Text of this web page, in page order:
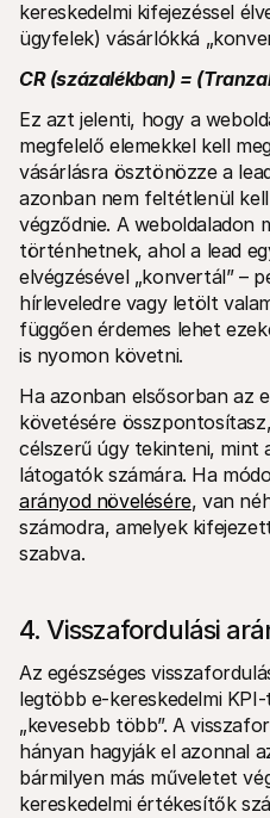
kereskedelmi kifejezéssel
ügyfelek) vásárlókká
CR (százalékban) =
Ez azt jelenti, hogy a
megfelelő elemekkel kell
vásárlásra ösztönözze a
azonban nem feltétlenül
végződnie. A weboldaladon
történhetnek, ahol a lead
elvégzésével „konvertál” –
hírleveledre vagy letölt
függően érdemes lehet
is nyomon követni.
Ha azonban elsősorban az
követésére
célszerű úgy tekinteni, mint
látogatók számára. Ha
arányod növelésére, van
számodra, amelyek
szabva.
4. Visszafordulási
Az egészséges
legtöbb e-kereskedelmi
„kevesebb több”. A
hányan hagyják el azonnal
bármilyen más műveletet
kereskedelmi értékesítők